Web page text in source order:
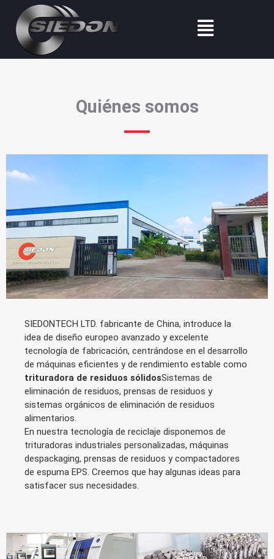
contenido
Menú
Quiénes somos
SIEDONTECH LTD. fabricante de China, introduce la
idea de diseño europeo avanzado y excelente
tecnología de fabricación, centrándose en el desarrollo
de máquinas eficientes y de rendimiento estable como
trituradora de residuos sólidosSistemas de
eliminación de residuos, prensas de residuos y
sistemas orgánicos de eliminación de residuos
alimentarios.
En nuestra tecnología de reciclaje disponemos de
trituradoras industriales personalizadas, máquinas
despackaging, prensas de residuos y compactadores
de espuma EPS. Creemos que hay algunas ideas para
satisfacer sus necesidades.